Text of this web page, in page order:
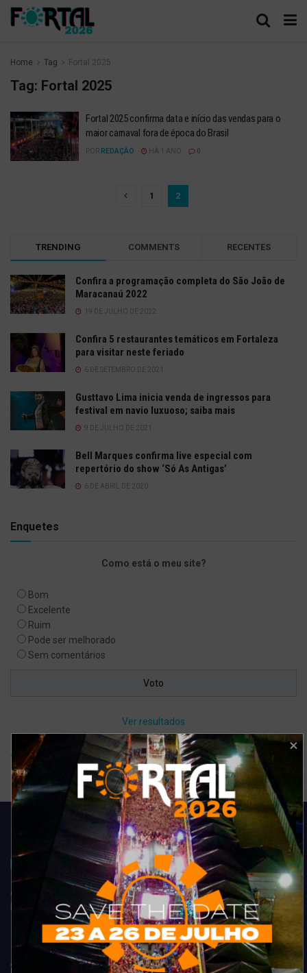
Home Tag Fortal 2025
Tag: Fortal 2025
Fortal 2025 confirma data e início das vendas para o
maior carnaval fora de época do Brasil
POR REDAÇÃO HÁ 1 ANO
1 2
TRENDING COMMENTS RECENTES
Confira a programação completa do São João de
Maracanaú 2022
19 DE JULHO DE 2022
Confira 5 restaurantes temáticos em Fortaleza
para visitar neste feriado
6 DE SETEMBRO DE 2021
Gusttavo Lima inicia venda de ingressos para
festival em navio luxuoso; saiba mais
9 DE JULHO DE 2021
Bell Marques confirma live especial com
repertório do show ‘Só As Antigas’
6 DE ABRIL DE 2020
Enquetes
Como está o meu site?
Bom
Excelente
Ruim
Pode ser melhorado
Sem comentários
Ver resultados
Arquivo de enquete
Acompanhe todas as novidades do entretenimento na região de
Fortaleza. Dicas, promoções, coberturas exclusivas e muito mais.